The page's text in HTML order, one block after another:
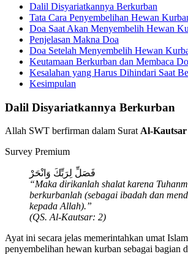
Dalil Disyariatkannya Berkurban
Tata Cara Penyembelihan Hewan
Doa Saat Akan Menyembelih Hewan
Penjelasan Makna Doa
Doa Setelah Menyembelih Hewan
Keutamaan Berkurban dan Membaca
Kesalahan yang Harus Dihindari Saat
Kesimpulan
Dalil Disyariatkannya Berkurban
Allah SWT berfirman dalam Surat Al-Kautsar
Survey Premium
فَصَلِّ لِرَبِّكَ وَانْحَرْ
“Maka dirikanlah shalat karena
berkurbanlah (sebagai ibadah dan
kepada Allah).”
(QS. Al-Kautsar: 2)
Ayat ini secara jelas memerintahkan umat
penyembelihan hewan kurban sebagai bagian